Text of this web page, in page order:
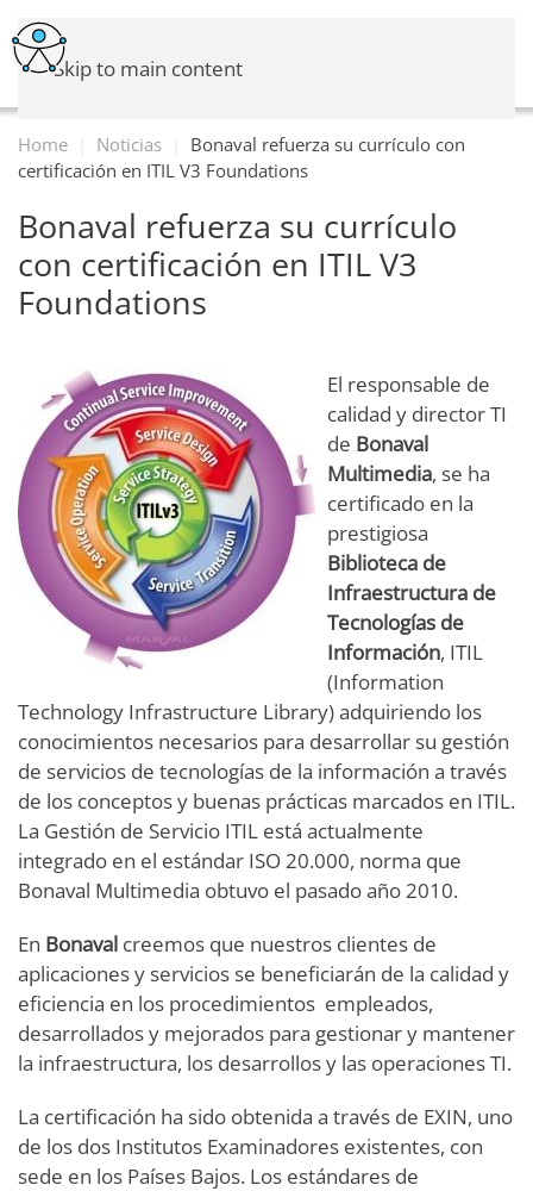
Skip to main content
Home Noticias
Bonaval refuerza su currículo con
certificación en ITIL V3 Foundations
Bonaval refuerza su currículo
con certificación en ITIL V3
Foundations
El responsable de
calidad y director TI
de Bonaval
Multimedia, se ha
certificado en la
prestigiosa
Biblioteca de
Infraestructura de
Tecnologías de
Información, ITIL
(Information
Technology Infrastructure Library) adquiriendo los
conocimientos necesarios para desarrollar su gestión
de servicios de tecnologías de la información a través
de los conceptos y buenas prácticas marcados en ITIL.
La Gestión de Servicio ITIL está actualmente
integrado en el estándar ISO 20.000, norma que
Bonaval Multimedia obtuvo el pasado año 2010.
En Bonaval creemos que nuestros clientes de
aplicaciones y servicios se beneficiarán de la calidad y
eficiencia en los procedimientos empleados,
desarrollados y mejorados para gestionar y mantener
la infraestructura, los desarrollos y las operaciones TI.
La certificación ha sido obtenida a través de EXIN, uno
de los dos Institutos Examinadores existentes, con
sede en los Países Bajos. Los estándares de